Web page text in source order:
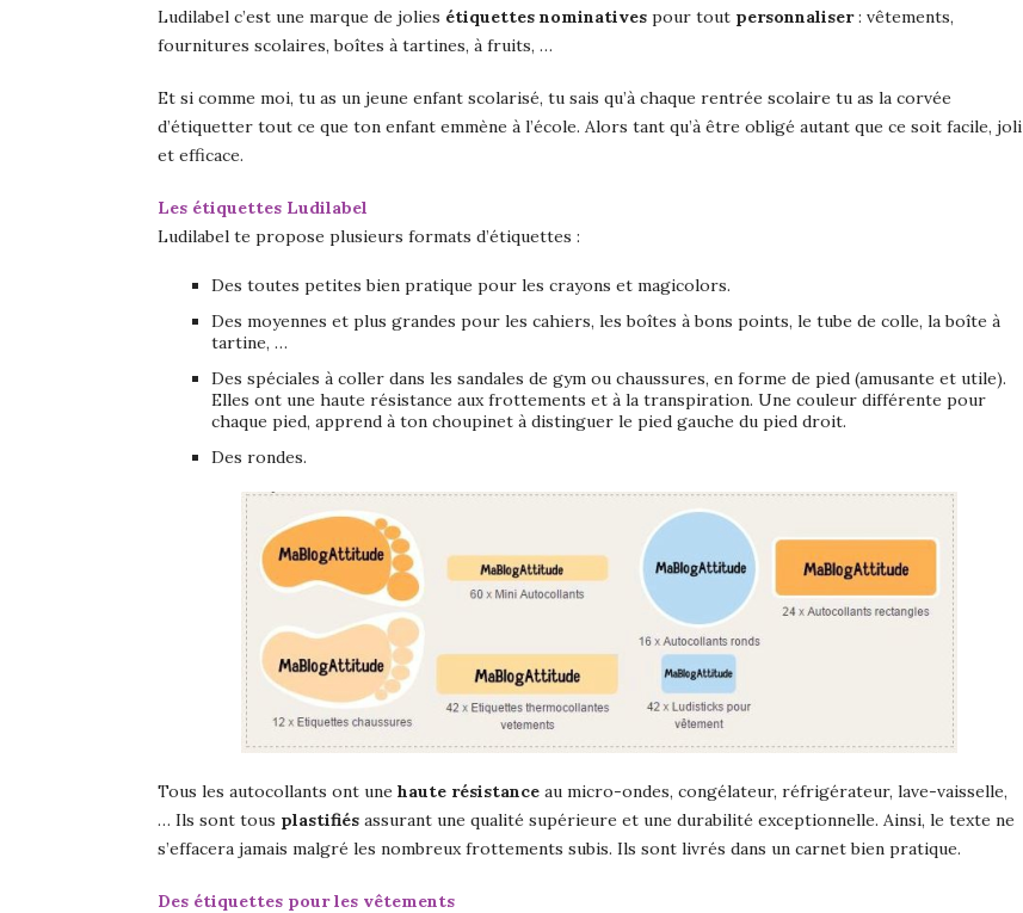
Ludilabel c’est une marque de jolies étiquettes nominatives pour tout personnaliser: vêtements,
fournitures scolaires, boîtes à tartines, à fruits, …
Et si comme moi, tu as un jeune enfant scolarisé, tu sais qu’à chaque rentrée scolaire tu as la corvée
d’étiquetter tout ce que ton enfant emmène à l’école. Alors tant qu’à être obligé autant que ce soit facile, joli
et efficace.
Les étiquettes Ludilabel
Ludilabel te propose plusieurs formats d’étiquettes :
Des toutes petites bien pratique pour les crayons et magicolors.
Des moyennes et plus grandes pour les cahiers, les boîtes à bons points, le tube de colle, la boîte à
tartine, …
Des spéciales à coller dans les sandales de gym ou chaussures, en forme de pied (amusante et utile).
Elles ont une haute résistance aux frottements et à la transpiration. Une couleur différente pour
chaque pied, apprend à ton choupinet à distinguer le pied gauche du pied droit.
Des rondes.
Tous les autocollants ont une haute résistance au micro-ondes, congélateur, réfrigérateur, lave-vaisselle,
… Ils sont tous plastifiés assurant une qualité supérieure et une durabilité exceptionnelle. Ainsi, le texte ne
s’effacera jamais malgré les nombreux frottements subis. Ils sont livrés dans un carnet bien pratique.
Des étiquettes pour les vêtements